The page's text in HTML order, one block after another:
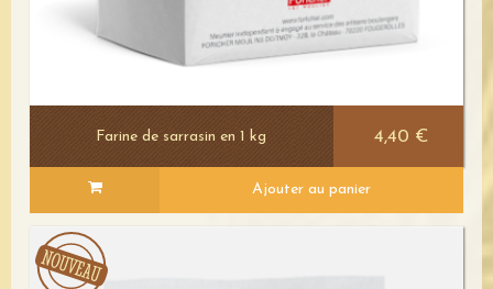
Farine de sarrasin en 1 kg 4,40 €
Ajouter au panier